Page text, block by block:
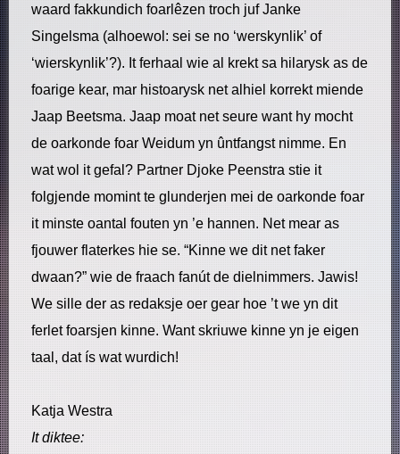
waard fakkundich foarlêzen troch juf Janke
Singelsma (alhoewol: sei se no ‘werskynlik’ of
‘wierskynlik’?). It ferhaal wie al krekt sa hilarysk as de
foarige kear, mar histoarysk net alhiel korrekt miende
Jaap Beetsma. Jaap moat net seure want hy mocht
de oarkonde foar Weidum yn ûntfangst nimme. En
wat wol it gefal? Partner Djoke Peenstra stie it
folgjende momint te glunderjen mei de oarkonde foar
it minste oantal fouten yn ’e hannen. Net mear as
fjouwer flaterkes hie se. “Kinne we dit net faker
dwaan?” wie de fraach fanút de dielnimmers. Jawis!
We sille der as redaksje oer gear hoe ’t we yn dit
ferlet foarsjen kinne. Want skriuwe kinne yn je eigen
taal, dat ís wat wurdich!
Katja Westra
It diktee: